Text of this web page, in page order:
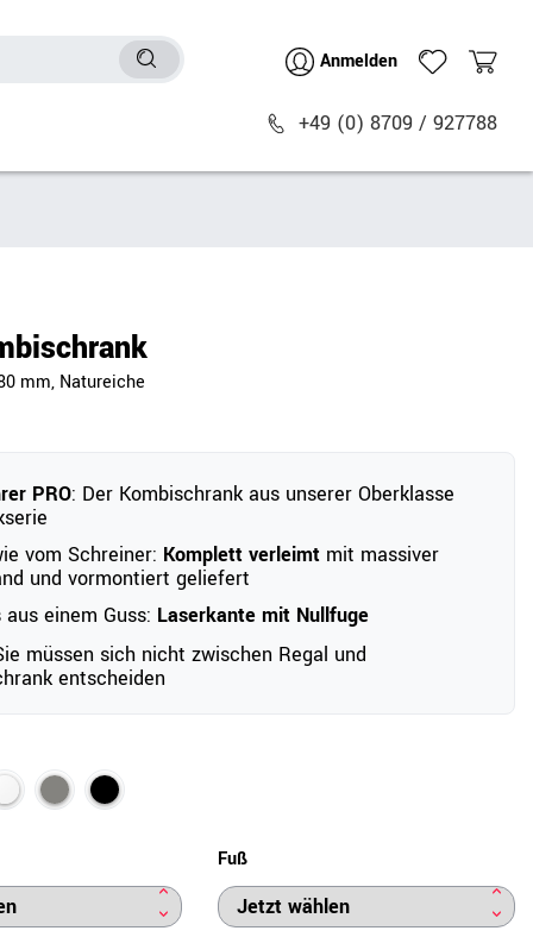
Anmelden
+49 (0) 8709 / 927788
mm, Natureiche
PRO: Der Kombischrank aus unserer Oberklasse
vom Schreiner: Komplett verleimt mit massiver
und vormontiert geliefert
einem Guss: Laserkante mit Nullfuge
müssen sich nicht zwischen Regal und
entscheiden
Fuß